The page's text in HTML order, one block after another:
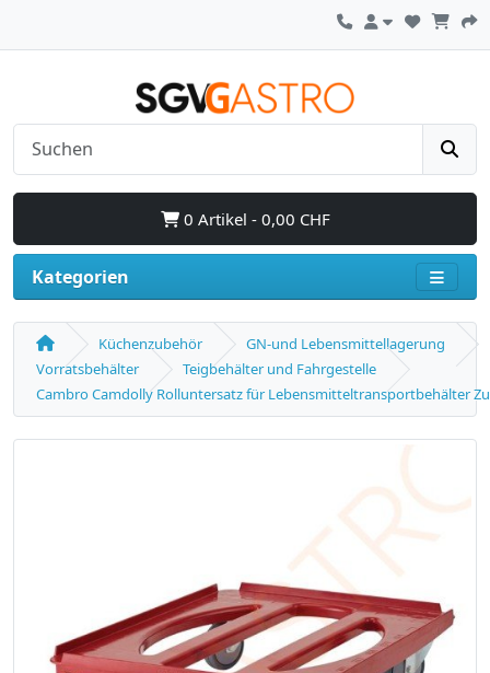
0 Artikel - 0,00 CHF
Kategorien
Küchenzubehör
GN-und Lebensmittellagerung
Vorratsbehälter
Teigbehälter und Fahrgestelle
Cambro Camdolly Rolluntersatz für Lebensmitteltransportbehälter